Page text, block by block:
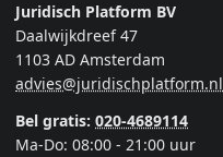
Juridisch Platform BV
Daalwijkdreef 47
1103 AD Amsterdam
advies@juridischplatform.nl
Bel gratis: 020-4689114
Ma-Do: 08:00 - 21:00 uur